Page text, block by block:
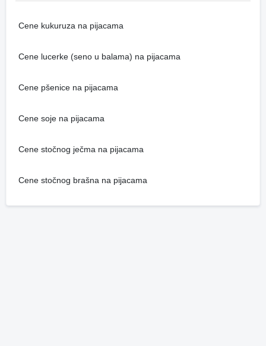
Cene kukuruza na pijacama
Cene lucerke (seno u balama) na pijacama
Cene pšenice na pijacama
Cene soje na pijacama
Cene stočnog ječma na pijacama
Cene stočnog brašna na pijacama